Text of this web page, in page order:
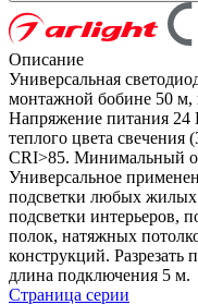
Описание
Универсальная
монтажной бобине 50
Напряжение питания
теплого цвета свечения
CRI>85. Минимальный
Универсальное
подсветки любых
подсветки интерьеров,
полок, натяжных
конструкций.
длина подключения 5 м.
Страница серии